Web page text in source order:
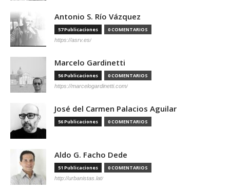
Antonio S. Río Vázquez
57 Publicaciones 0 COMENTARIOS
https://asrv.es/
Marcelo Gardinetti
56 Publicaciones 0 COMENTARIOS
https://marcelogardinetti.com/
José del Carmen Palacios Aguilar
56 Publicaciones 0 COMENTARIOS
Aldo G. Facho Dede
51 Publicaciones 0 COMENTARIOS
http://urbanistas.lat/